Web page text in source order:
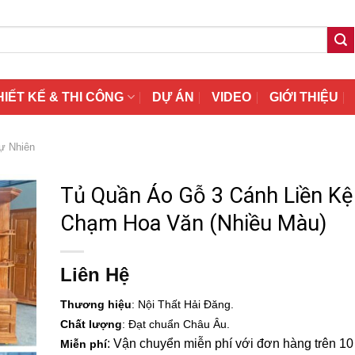
KẾ & THI CÔNG DỰ ÁN VIDEO GIỚI THIỆU
Nhiên
Tủ Quần Áo Gỗ 3 Cánh Liền Kệ
Chạm Hoa Văn (Nhiều Màu)
Liên Hệ
Thương hiệu: Nội Thất Hải Đăng.
Chất lượng: Đạt chuẩn Châu Âu.
Miễn phí: Vận chuyển miễn phí với đơn hàng trên 10